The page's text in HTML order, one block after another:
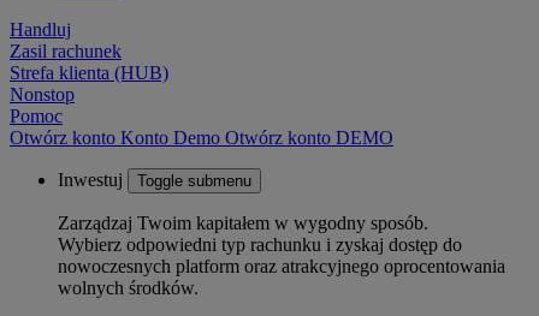
Handluj
Zasil rachunek
Strefa klienta (HUB)
Nonstop
Pomoc
Otwórz konto Konto Demo Otwórz konto DEMO
Inwestuj Toggle submenu
Zarządzaj Twoim kapitałem w wygodny sposób.
Wybierz odpowiedni typ rachunku i zyskaj dostęp do
nowoczesnych platform oraz atrakcyjnego oprocentowania
wolnych środków.